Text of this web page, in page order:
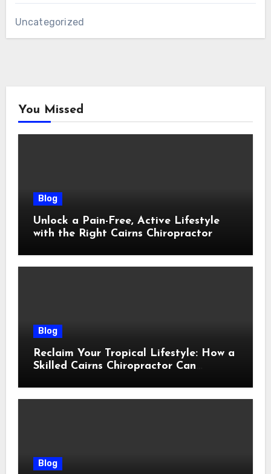
Uncategorized
You Missed
Blog
Unlock a Pain-Free, Active Lifestyle
with the Right Cairns Chiropractor
Blog
Reclaim Your Tropical Lifestyle: How a
Skilled Cairns Chiropractor Can
Blog